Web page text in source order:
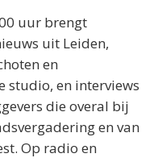
uur brengt
uit Leiden,
en
studio, en interviews
die overal bij
en van
Op radio en